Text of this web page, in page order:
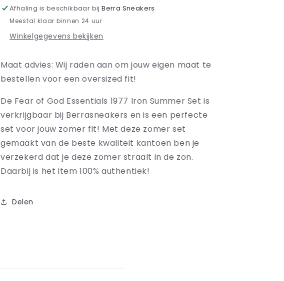
Essentials
1977
Summer
Essentials
1977
Summer
Afhaling is beschikbaar bijBerra Sneakers
Meestal klaar binnen 24 uur
Winkelgegevens bekijken
Maat advies: Wij raden aan om jouw eigen maat te
bestellen voor een oversized fit!
De Fear of God Essentials 1977 Iron Summer Set is
verkrijgbaar bij Berrasneakers en is een perfecte
set voor jouw zomer fit! Met deze zomer set
gemaakt van de beste kwaliteit kantoen ben je
verzekerd dat je deze zomer straalt in de zon.
Daarbij is het item 100% authentiek!
Delen